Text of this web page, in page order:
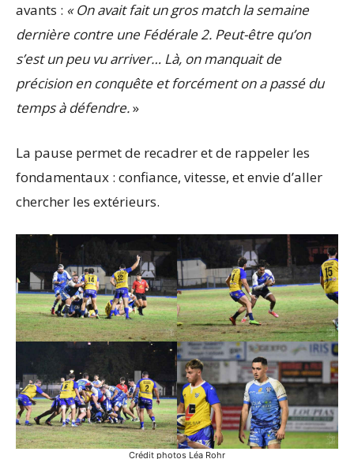
avants : « On avait fait un gros match la semaine
dernière contre une Fédérale 2. Peut-être qu’on
s’est un peu vu arriver… Là, on manquait de
précision en conquête et forcément on a passé du
temps à défendre.»
La pause permet de recadrer et de rappeler les
fondamentaux : confiance, vitesse, et envie d’aller
chercher les extérieurs.
Crédit photos Léa Rohr